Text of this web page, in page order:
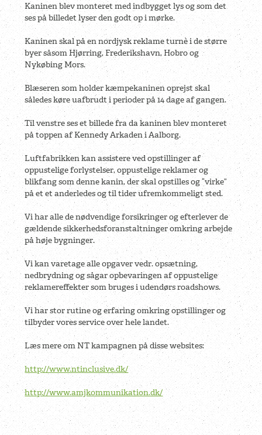
Kaninen blev monteret med indbygget lys og som det
ses på billedet lyser den godt op i mørke.
Kaninen skal på en nordjysk reklame turnè i de større
byer såsom Hjørring, Frederikshavn, Hobro og
Nykøbing Mors.
Blæseren som holder kæmpekaninen oprejst skal
således køre uafbrudt i perioder på 14 dage af gangen.
Til venstre ses et billede fra da kaninen blev monteret
på toppen af Kennedy Arkaden i Aalborg.
Luftfabrikken kan assistere ved opstillinger af
oppustelige forlystelser, oppustelige reklamer og
blikfang som denne kanin, der skal opstilles og “virke”
på et et anderledes og til tider ufremkommeligt sted.
Vi har alle de nødvendige forsikringer og efterlever de
gældende sikkerhedsforanstaltninger omkring arbejde
på høje bygninger.
Vi kan varetage alle opgaver vedr. opsætning,
nedbrydning og sågar opbevaringen af oppustelige
reklamereffekter som bruges i udendørs roadshows.
Vi har stor rutine og erfaring omkring opstillinger og
tilbyder vores service over hele landet.
Læs mere om NT kampagnen på disse websites:
http://www.ntinclusive.dk/
http://www.amjkommunikation.dk/